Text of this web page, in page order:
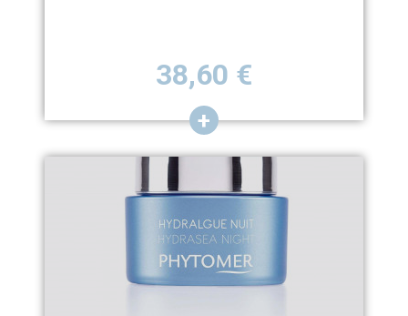
Prix
38,60 €